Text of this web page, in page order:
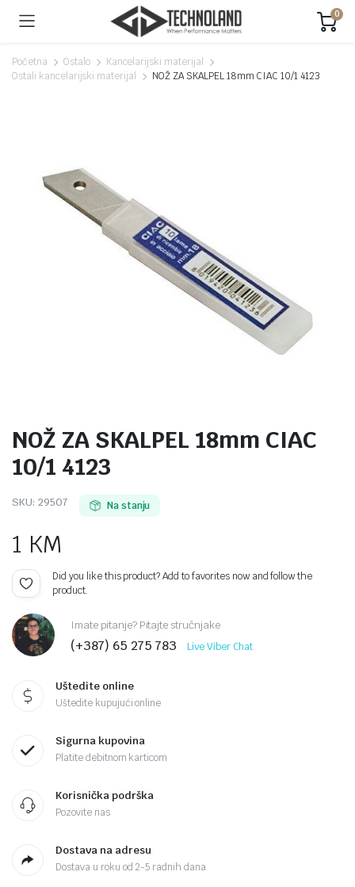
0
Početna Ostalo
Kancelarijski materijal
Ostali kancelarijski materijal
NOŽ ZA SKALPEL 18mm CIAC 10/1 4123
NOŽ ZA SKALPEL 18mm CIAC
10/1 4123
SKU: 29507 Na stanju
1 KM
Did you like this product? Add to favorites now and follow the
product.
Imate pitanje? Pitajte stručnjake
(+387) 65 275 783 Live Viber Chat
Uštedite online
Uštedite kupujući online
Sigurna kupovina
Platite debitnom karticom
Korisnička podrška
Pozovite nas
Dostava na adresu
Dostava u roku od 2-5 radnih dana